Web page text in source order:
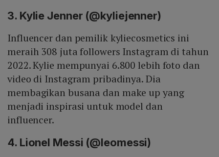
3. Kylie Jenner (@kyliejenner)
Influencer dan pemilik kyliecosmetics ini
meraih 308 juta followers Instagram di tahun
2022. Kylie mempunyai 6.800 lebih foto dan
video di Instagram pribadinya. Dia
membagikan busana dan make up yang
menjadi inspirasi untuk model dan
influencer.
4. Lionel Messi (@leomessi)